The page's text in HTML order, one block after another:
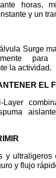
horas,
y un
Surge
la actividad.
EL
Layer
y
y flujo